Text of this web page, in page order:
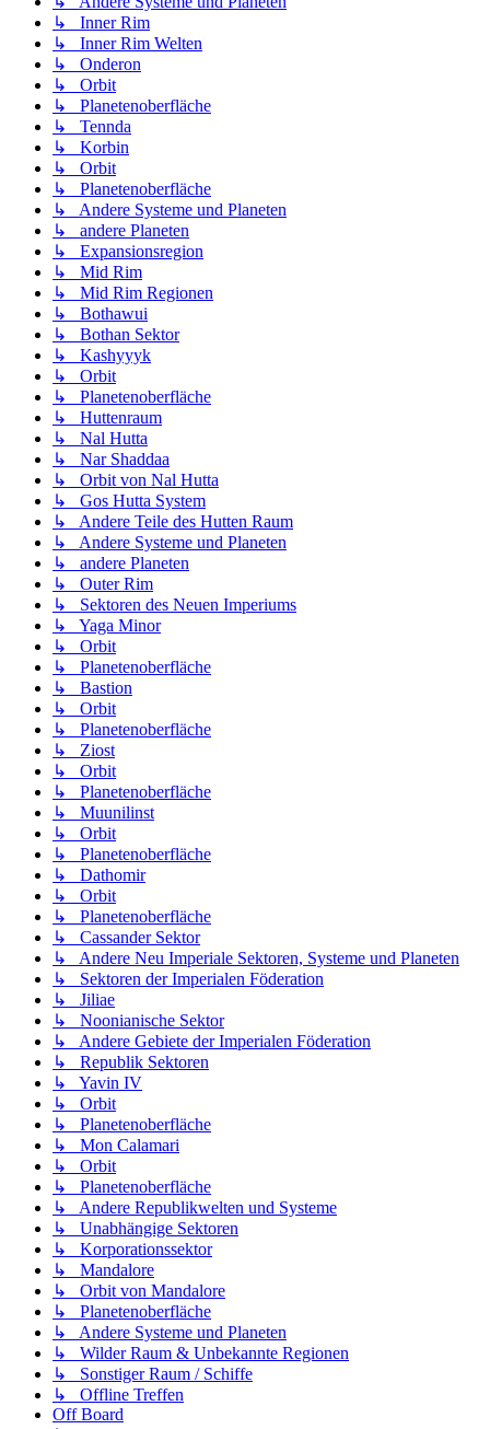
↳ Inner Rim
↳ Inner Rim Welten
↳ Onderon
↳ Orbit
↳ Planetenoberfläche
↳ Tennda
↳ Korbin
↳ Orbit
↳ Planetenoberfläche
↳ Andere Systeme und Planeten
↳ andere Planeten
↳ Expansionsregion
↳ Mid Rim
↳ Mid Rim Regionen
↳ Bothawui
↳ Bothan Sektor
↳ Kashyyyk
↳ Orbit
↳ Planetenoberfläche
↳ Huttenraum
↳ Nal Hutta
↳ Nar Shaddaa
↳ Orbit von Nal Hutta
↳ Gos Hutta System
↳ Andere Teile des Hutten Raum
↳ Andere Systeme und Planeten
↳ andere Planeten
↳ Outer Rim
↳ Sektoren des Neuen Imperiums
↳ Yaga Minor
↳ Orbit
↳ Planetenoberfläche
↳ Bastion
↳ Orbit
↳ Planetenoberfläche
↳ Ziost
↳ Orbit
↳ Planetenoberfläche
↳ Muunilinst
↳ Orbit
↳ Planetenoberfläche
↳ Dathomir
↳ Orbit
↳ Planetenoberfläche
↳ Cassander Sektor
↳ Andere Neu Imperiale Sektoren, Systeme und Planeten
↳ Sektoren der Imperialen Föderation
↳ Jiliae
↳ Noonianische Sektor
↳ Andere Gebiete der Imperialen Föderation
↳ Republik Sektoren
↳ Yavin IV
↳ Orbit
↳ Planetenoberfläche
↳ Mon Calamari
↳ Orbit
↳ Planetenoberfläche
↳ Andere Republikwelten und Systeme
↳ Unabhängige Sektoren
↳ Korporationssektor
↳ Mandalore
↳ Orbit von Mandalore
↳ Planetenoberfläche
↳ Andere Systeme und Planeten
↳ Wilder Raum & Unbekannte Regionen
↳ Sonstiger Raum / Schiffe
↳ Offline Treffen
Off Board